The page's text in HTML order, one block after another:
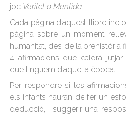
joc Veritat o Mentida.
Cada pàgina d’aquest llibre
pàgina sobre un moment
humanitat, des de la prehistòria
4 afirmacions que caldrà
que tinguem d’aquella època.
Per respondre si les
els infants hauran de fer un
deducció, i suggerir una